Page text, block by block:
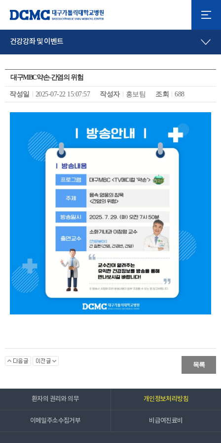
건강강좌 및 이벤트
대구MBC약손-간염의 위험
작성일 2025-07-22 15:07:57 작성자 홍보팀 조회 688
목록
환자의 권리와 의무 개인정보처리방침
이메일주소수집거부 비급여진료비